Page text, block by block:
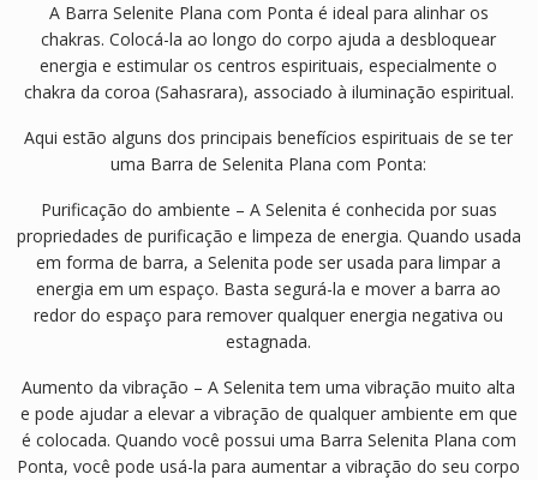
A Barra Selenite Plana com Ponta é ideal para alinhar os
chakras. Colocá-la ao longo do corpo ajuda a desbloquear
energia e estimular os centros espirituais, especialmente o
chakra da coroa (Sahasrara), associado à iluminação espiritual.
Aqui estão alguns dos principais benefícios espirituais de se ter
uma Barra de Selenita Plana com Ponta:
Purificação do ambiente – A Selenita é conhecida por suas
propriedades de purificação e limpeza de energia. Quando usada
em forma de barra, a Selenita pode ser usada para limpar a
energia em um espaço. Basta segurá-la e mover a barra ao
redor do espaço para remover qualquer energia negativa ou
estagnada.
Aumento da vibração – A Selenita tem uma vibração muito alta
e pode ajudar a elevar a vibração de qualquer ambiente em que
é colocada. Quando você possui uma Barra Selenita Plana com
Ponta, você pode usá-la para aumentar a vibração do seu corpo